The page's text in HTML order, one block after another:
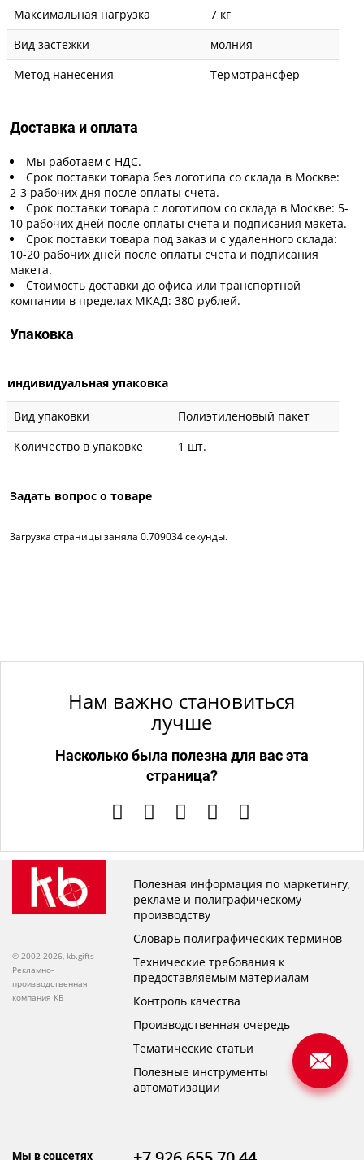
Максимальная нагрузка
7 кг
Вид застежки
молния
Метод нанесения
Термотрансфер
Доставка и оплата
Мы работаем с НДС.
Срок поставки товара без логотипа со склада в Москве:
2-3 рабочих дня после оплаты счета.
Срок поставки товара с логотипом со склада в Москве: 5-
10 рабочих дней после оплаты счета и подписания макета.
Срок поставки товара под заказ и с удаленного склада:
10-20 рабочих дней после оплаты счета и подписания
макета.
Стоимость доставки до офиса или транспортной
компании в пределах МКАД: 380 рублей.
Упаковка
индивидуальная упаковка
Вид упаковки
Полиэтиленовый пакет
Количество в упаковке
1 шт.
Задать вопрос о товаре
Загрузка страницы заняла 0.709034 секунды.
Нам важно становиться
лучше
Насколько была полезна для вас эта
страница?
© 2002-2026, kb.gifts
Рекламно-
производственная
компания КБ
Полезная информация по маркетингу,
рекламе и полиграфическому
производству
Словарь полиграфических терминов
Технические требования к
предоставляемым материалам
Контроль качества
Производственная очередь
Тематические статьи
Полезные инструменты
автоматизации
Мы в соцсетях